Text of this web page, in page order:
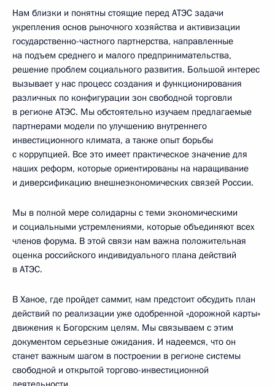
Нам близки и понятны стоящие перед АТЭС задачи
укрепления основ рыночного хозяйства и активизации
государственно-частного партнерства, направленные
на подъем среднего и малого предпринимательства,
решение проблем социального развития. Большой интерес
вызывает у нас процесс создания и функционирования
различных по конфигурации зон свободной торговли
в регионе АТЭС. Мы обстоятельно изучаем предлагаемые
партнерами модели по улучшению внутреннего
инвестиционного климата, а также опыт борьбы
с коррупцией. Все это имеет практическое значение для
наших реформ, которые ориентированы на наращивание
и диверсификацию внешнеэкономических связей России.
Мы в полной мере солидарны с теми экономическими
и социальными устремлениями, которые объединяют всех
членов форума. В этой связи нам важна положительная
оценка российского индивидуального плана действий
в АТЭС.
В Ханое, где пройдет саммит, нам предстоит обсудить план
действий по реализации уже одобренной «дорожной карты»
движения к Богорским целям. Мы связываем с этим
документом серьезные ожидания. И надеемся, что он
станет важным шагом в построении в регионе системы
свободной и открытой торгово-инвестиционной